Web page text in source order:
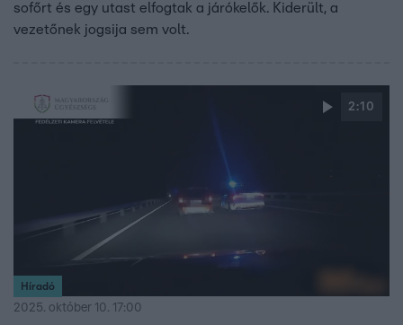
sofőrt és egy utast elfogtak a járókelők. Kiderült, a
vezetőnek jogsija sem volt.
2:10
Híradó
2025. október 10. 17:00